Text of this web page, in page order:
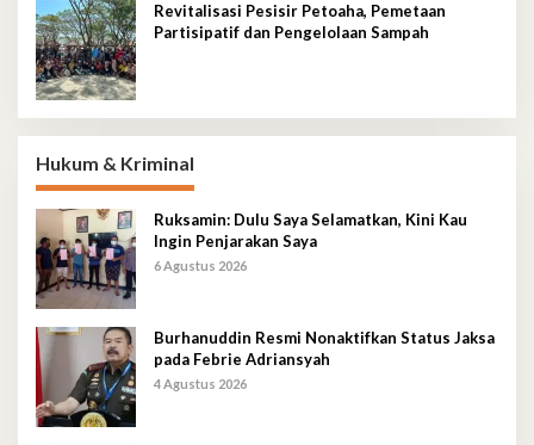
Revitalisasi Pesisir Petoaha, Pemetaan
Partisipatif dan Pengelolaan Sampah
Hukum & Kriminal
Ruksamin: Dulu Saya Selamatkan, Kini Kau
Ingin Penjarakan Saya
6 Agustus 2026
Burhanuddin Resmi Nonaktifkan Status Jaksa
pada Febrie Adriansyah
4 Agustus 2026